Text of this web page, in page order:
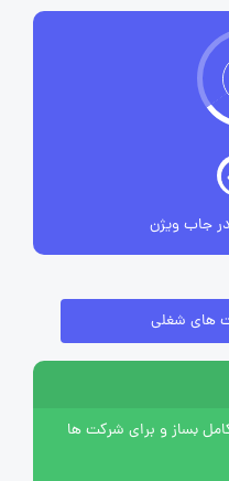
جاب ویژن
های شغلی
بساز و برای شرکت ها